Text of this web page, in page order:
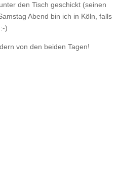
den Tisch geschickt (seinen
Abend bin ich in Köln, falls
)
von den beiden Tagen!